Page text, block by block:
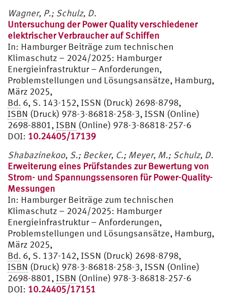
Wagner, P.; Schulz, D.
Untersuchung der Power Quality verschiedener
elektrischer Verbraucher auf Schiffen
In: Hamburger Beiträge zum technischen
Klimaschutz – 2024/2025: Hamburger
Energieinfrastruktur – Anforderungen,
Problemstellungen und Lösungsansätze, Hamburg,
März 2025,
Bd. 6, S. 143-152, ISSN (Druck) 2698-8798,
ISBN (Druck) 978-3-86818-258-3, ISSN (Online)
2698-8801, ISBN (Online) 978-3-86818-257-6
DOI: 10.24405/17139
Shabazinekoo, S.; Becker, C.; Meyer, M.; Schulz, D.
Erweiterung eines Prüfstandes zur Bewertung von
Strom- und Spannungssensoren für Power-Quality-
Messungen
In: Hamburger Beiträge zum technischen
Klimaschutz – 2024/2025: Hamburger
Energieinfrastruktur – Anforderungen,
Problemstellungen und Lösungsansätze, Hamburg,
März 2025,
Bd. 6, S. 137-142, ISSN (Druck) 2698-8798,
ISBN (Druck) 978-3-86818-258-3, ISSN (Online)
2698-8801, ISBN (Online) 978-3-86818-257-6
DOI: 10.24405/17151